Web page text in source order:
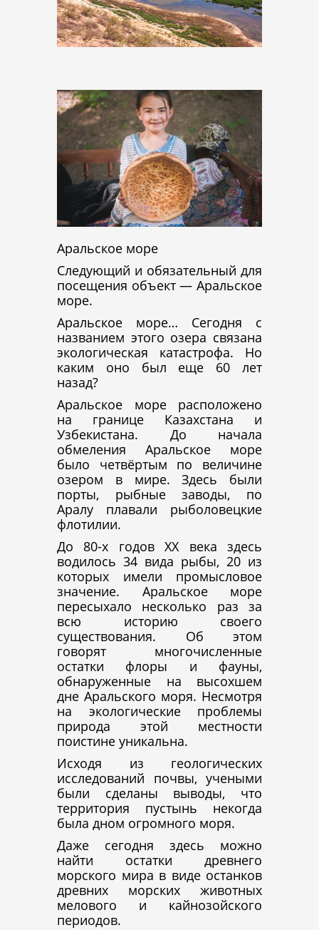
Аральское море
Следующий и обязательный для
посещения объект — Аральское
море.
Аральское море… Сегодня с
названием этого озера связана
экологическая катастрофа. Но
каким оно был еще 60 лет
назад?
Аральское море расположено
на границе Казахстана и
Узбекистана. До начала
обмеления Аральское море
было четвёртым по величине
озером в мире. Здесь были
порты, рыбные заводы, по
Аралу плавали рыболовецкие
флотилии.
До 80-х годов XX века здесь
водилось 34 вида рыбы, 20 из
которых имели промысловое
значение. Аральское море
пересыхало несколько раз за
всю историю своего
существования. Об этом
говорят многочисленные
остатки флоры и фауны,
обнаруженные на высохшем
дне Аральского моря. Несмотря
на экологические проблемы
природа этой местности
поистине уникальна.
Исходя из геологических
исследований почвы, учеными
были сделаны выводы, что
территория пустынь некогда
была дном огромного моря.
Даже сегодня здесь можно
найти остатки древнего
морского мира в виде останков
древних морских животных
мелового и кайнозойского
периодов.